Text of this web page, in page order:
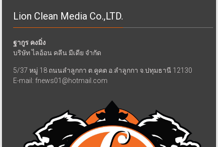
Lion Clean Media Co.,LTD.
ฐากูร คงมิ่ง
บริษัท ไลอ้อน คลีน มีเดีย จำกัด
5/37 หมู่ 18 ถนนลำลูกกา ต.คูคต อ.ลำลูกกา จ.ปทุมธานี 12130
E-mail: fnews01@hotmail.com